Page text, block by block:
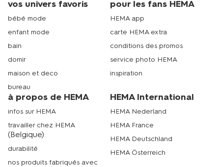
vos univers favoris
bébé mode
enfant mode
bain
domir
maison et deco
bureau
pour les fans HEMA
HEMA app
carte HEMA extra
conditions des promos
service photo HEMA
inspiration
à propos de HEMA
infos sur HEMA
travailler chez HEMA
(Belgique)
durabilité
nos produits fabriqués avec
HEMA International
HEMA Nederland
HEMA France
HEMA Deutschland
HEMA Österreich